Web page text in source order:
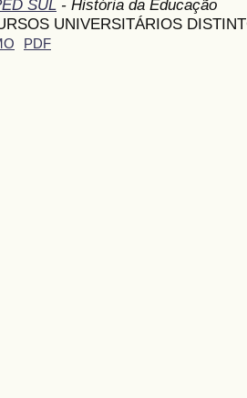
SUL - História da Educação
UNIVERSITÁRIOS
PDF